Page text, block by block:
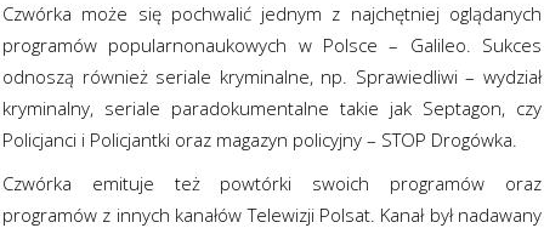
Czwórka może się pochwalić jednym z najchętniej oglądanych
programów popularnonaukowych w Polsce – Galileo. Sukces
odnoszą również seriale kryminalne, np. Sprawiedliwi – wydział
kryminalny, seriale paradokumentalne takie jak Septagon, czy
Policjanci i Policjantki oraz magazyn policyjny – STOP Drogówka.
Czwórka emituje też powtórki swoich programów oraz
programów z innych kanałów Telewizji Polsat. Kanał był nadawany